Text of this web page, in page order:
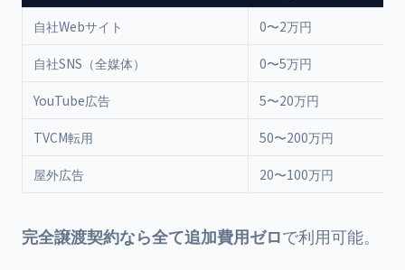
自社Webサイト 0〜2万円
自社SNS（全媒体） 0〜5万円
YouTube広告 5〜20万円
TVCM転用 50〜200万円
屋外広告 20〜100万円
完全譲渡契約なら全て追加費用ゼロで利用可能。